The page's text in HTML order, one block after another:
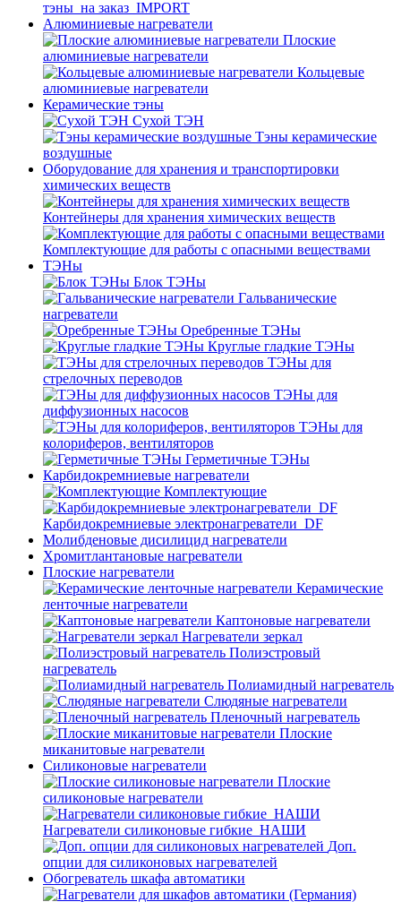
тэны_на заказ_IMPORT
Алюминиевые нагреватели
Плоские
алюминиевые нагреватели
Кольцевые
алюминиевые нагреватели
Керамические тэны
Сухой ТЭН
Тэны керамические
воздушные
Оборудование для хранения и транспортировки
химических веществ
Контейнеры для хранения химических веществ
Комплектующие для работы с опасными веществами
ТЭНы
Блок ТЭНы
Гальванические
нагреватели
Оребренные ТЭНы
Круглые гладкие ТЭНы
ТЭНы для
стрелочных переводов
ТЭНы для
диффузионных насосов
ТЭНы для
колориферов, вентиляторов
Герметичные ТЭНы
Карбидокремниевые нагреватели
Комплектующие
Карбидокремниевые электронагреватели_DF
Молибденовые дисилицид нагреватели
Хромитлантановые нагреватели
Плоские нагреватели
Керамические
ленточные нагреватели
Каптоновые нагреватели
Нагреватели зеркал
Полиэстровый
нагреватель
Полиамидный нагреватель
Слюдяные нагреватели
Пленочный нагреватель
Плоские
миканитовые нагреватели
Силиконовые нагреватели
Плоские
силиконовые нагреватели
Нагреватели силиконовые гибкие_НАШИ
Доп.
опции для силиконовых нагревателей
Обогреватель шкафа автоматики